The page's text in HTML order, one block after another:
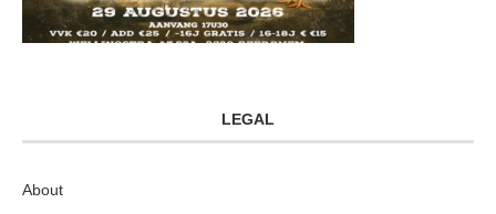
LEGAL
About